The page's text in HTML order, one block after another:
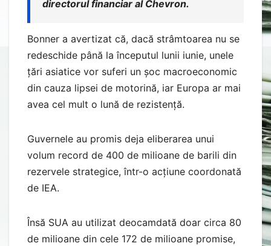
directorul financiar al Chevron.
Bonner a avertizat că, dacă strâmtoarea nu se
redeschide până la începutul lunii iunie, unele
țări asiatice vor suferi un șoc macroeconomic
din cauza lipsei de motorină, iar Europa ar mai
avea cel mult o lună de rezistență.
Guvernele au promis deja eliberarea unui
volum record de 400 de milioane de barili din
rezervele strategice, într-o acțiune coordonată
de IEA.
Însă SUA au utilizat deocamdată doar circa 80
de milioane din cele 172 de milioane promise,